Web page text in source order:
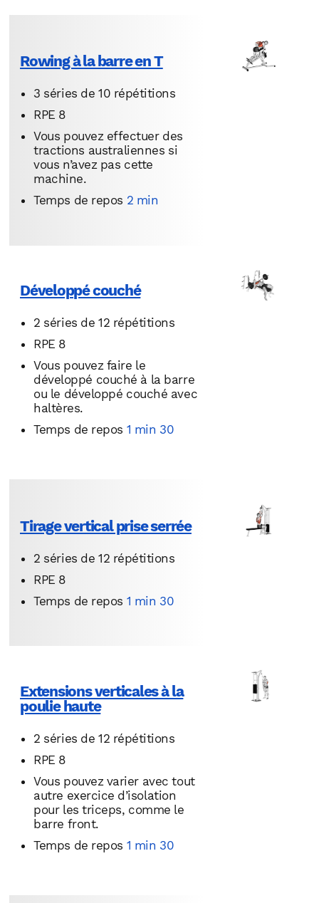
Rowing à la barre en T
3 séries de 10 répétitions
RPE 8
Vous pouvez effectuer des
tractions australiennes si
vous n’avez pas cette
machine.
Temps de repos 2 min
Développé couché
2 séries de 12 répétitions
RPE 8
Vous pouvez faire le
développé couché à la barre
ou le développé couché avec
haltères.
Temps de repos 1 min 30
Tirage vertical prise serrée
2 séries de 12 répétitions
RPE 8
Temps de repos 1 min 30
Extensions verticales à la
poulie haute
2 séries de 12 répétitions
RPE 8
Vous pouvez varier avec tout
autre exercice d’isolation
pour les triceps, comme le
barre front.
Temps de repos 1 min 30